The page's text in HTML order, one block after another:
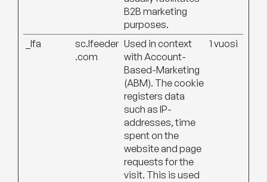
B2B marketing
purposes.
_lfa
sc.lfeeder
.com
Used in context
with Account-
Based-Marketing
(ABM). The cookie
registers data
such as IP-
addresses, time
spent on the
website and page
requests for the
visit. This is used
1 vuosi